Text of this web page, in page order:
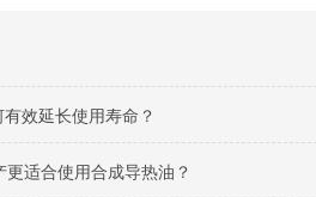
效延长使用寿命？
适合使用合成导热油？